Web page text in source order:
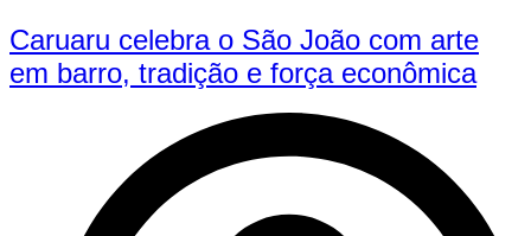
Caruaru celebra o São João com arte
em barro, tradição e força econômica